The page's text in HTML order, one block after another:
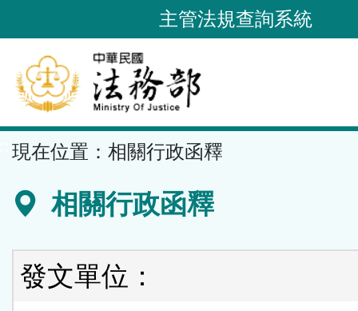
到
要
內
容
區
主管法規查詢系統
現在位置： 相關行政函釋
相關行政函釋
發文單位：